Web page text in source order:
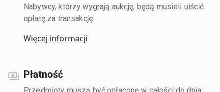
Nabywcy, którzy wygrają aukcję, będą musieli uiścić
opłatę za transakcję.
Więcej informacji
Płatność